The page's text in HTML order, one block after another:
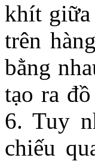
khít giữa
trên
bằng
tạo ra
6. Tuy
chiếu